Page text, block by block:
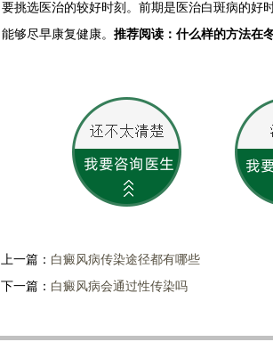
要挑选医治的较好时刻。前期是医治白斑病的好
能够尽早康复健康。 推荐阅读： 什么样的方法在
上一篇： 白癜风病传染途径都有哪些
下一篇： 白癜风病会通过性传染吗